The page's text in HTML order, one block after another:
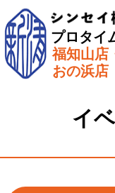
プロタイ
福知山店
おの浜店
ホーム»イベン
ライン塗り替え勉強
イ